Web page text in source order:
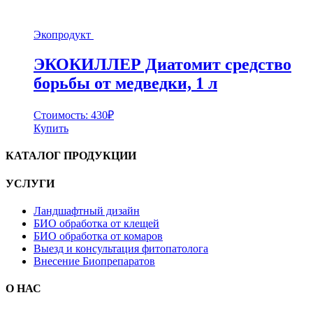
Экопродукт
ЭКОКИЛЛЕР Диатомит средство
борьбы от медведки, 1 л
Стоимость: 430₽
Купить
КАТАЛОГ ПРОДУКЦИИ
УСЛУГИ
Ландшафтный дизайн
БИО обработка от клещей
БИО обработка от комаров
Выезд и консультация фитопатолога
Внесение Биопрепаратов
О НАС